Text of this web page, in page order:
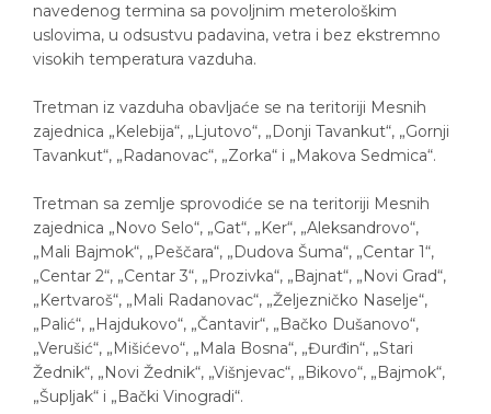
navedenog termina sa povoljnim meterološkim
uslovima, u odsustvu padavina, vetra i bez ekstremno
visokih temperatura vazduha.
Tretman iz vazduha obavljaće se na teritoriji Mesnih
zajednica „Kelebija“, „Ljutovo“, „Donji Tavankut“, „Gornji
Tavankut“, „Radanovac“, „Zorka“ i „Makova Sedmica“.
Tretman sa zemlje sprovodiće se na teritoriji Mesnih
zajednica „Novo Selo“, „Gat“, „Ker“, „Aleksandrovo“,
„Mali Bajmok“, „Peščara“, „Dudova Šuma“, „Centar 1“,
„Centar 2“, „Centar 3“, „Prozivka“, „Bajnat“, „Novi Grad“,
„Kertvaroš“, „Mali Radanovac“, „Željezničko Naselje“,
„Palić“, „Hajdukovo“, „Čantavir“, „Bačko Dušanovo“,
„Verušić“, „Mišićevo“, „Mala Bosna“, „Đurđin“, „Stari
Žednik“, „Novi Žednik“, „Višnjevac“, „Bikovo“, „Bajmok“,
„Šupljak“ i „Bački Vinogradi“.